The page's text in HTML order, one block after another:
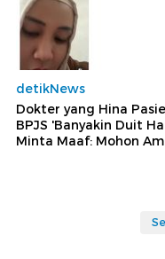
detikNews
Dokter yang Hina
BPJS 'Banyakin Duit
Minta Maaf: Mohon